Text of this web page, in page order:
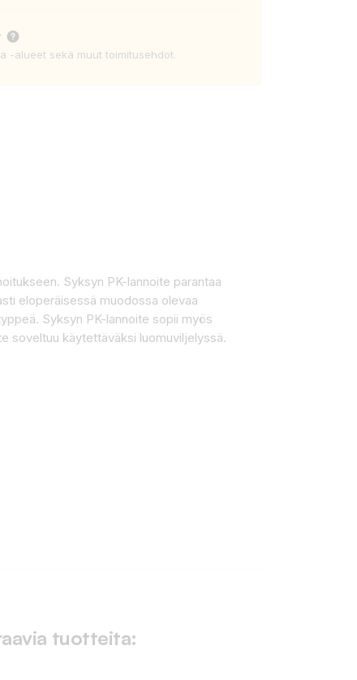
-alueet sekä muut toimitusehdot.
Syksyn PK-lannoite parantaa
eloperäisessä muodossa olevaa
Syksyn PK-lannoite sopii myös
soveltuu käytettäväksi luomuviljelyssä.
tuotteita: